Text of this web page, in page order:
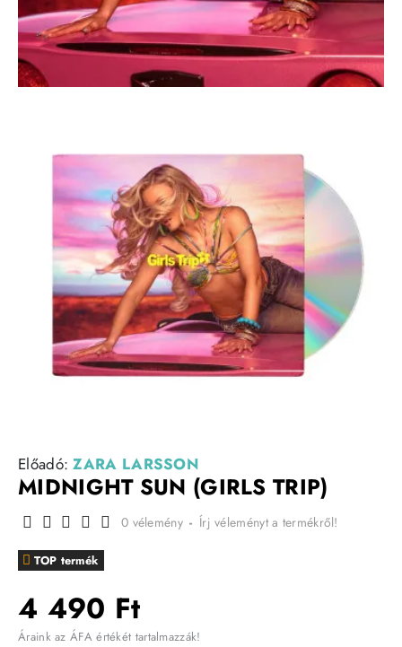
Előadó:ZARA LARSSON
MIDNIGHT SUN (GIRLS TRIP)
TOP termék
0 vélemény - Írj véleményt a termékről!
4 490 Ft
Áraink az ÁFA értékét tartalmazzák!